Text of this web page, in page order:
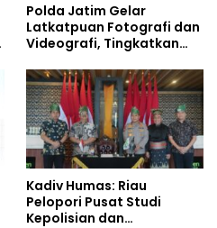
Polda Jatim Gelar
Latkatpuan Fotografi dan
Videografi, Tingkatkan
Era Digital
Kadiv Humas: Riau
Pelopori Pusat Studi
Kepolisian dan